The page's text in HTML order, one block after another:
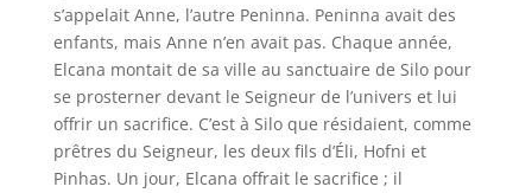
s’appelait Anne, l’autre Peninna. Peninna avait des
enfants, mais Anne n’en avait pas. Chaque année,
Elcana montait de sa ville au sanctuaire de Silo pour
se prosterner devant le Seigneur de l’univers et lui
offrir un sacrifice. C’est à Silo que résidaient, comme
prêtres du Seigneur, les deux fils d’Éli, Hofni et
Pinhas. Un jour, Elcana offrait le sacrifice ; il